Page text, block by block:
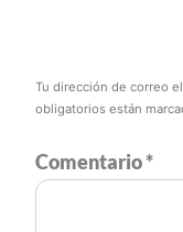
Tu dirección de correo
obligatorios están
Comentario*